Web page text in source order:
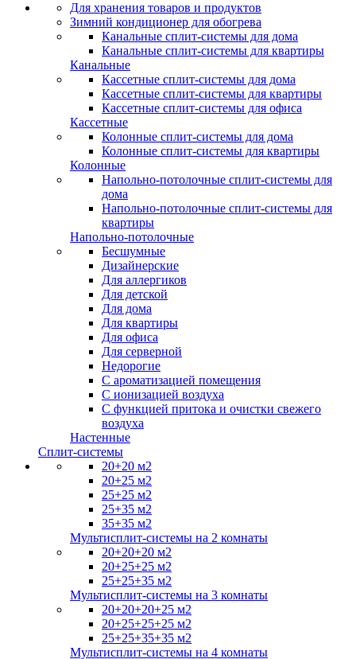
Для хранения товаров и продуктов
Зимний кондиционер для обогрева
Канальные сплит-системы для дома
Канальные сплит-системы для квартиры
Канальные
Кассетные сплит-системы для дома
Кассетные сплит-системы для квартиры
Кассетные сплит-системы для офиса
Кассетные
Колонные сплит-системы для дома
Колонные сплит-системы для квартиры
Колонные
Напольно-потолочные сплит-системы для
дома
Напольно-потолочные сплит-системы для
квартиры
Напольно-потолочные
Бесшумные
Дизайнерские
Для аллергиков
Для детской
Для дома
Для квартиры
Для офиса
Для серверной
Недорогие
С ароматизацией помещения
С ионизацией воздуха
С функцией притока и очистки свежего
воздуха
Настенные
Сплит-системы
20+20 м2
20+25 м2
25+25 м2
25+35 м2
35+35 м2
Мультисплит-системы на 2 комнаты
20+20+20 м2
20+25+25 м2
25+25+35 м2
Мультисплит-системы на 3 комнаты
20+20+20+25 м2
20+25+25+25 м2
25+25+35+35 м2
Мультисплит-системы на 4 комнаты